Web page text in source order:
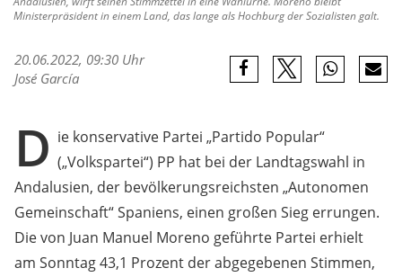
Ministerpräsident in einem Land, das lange als Hochburg der Sozialisten galt.
20.06.2022, 09:30 Uhr
José García
D ie konservative Partei „Partido Popular“
(„Volkspartei“) PP hat bei der Landtagswahl in
Andalusien, der bevölkerungsreichsten „Autonomen
Gemeinschaft“ Spaniens, einen großen Sieg errungen.
Die von Juan Manuel Moreno geführte Partei erhielt
am Sonntag 43,1 Prozent der abgegebenen Stimmen,